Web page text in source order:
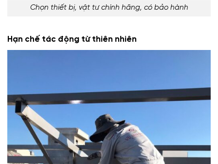
Chọn thiết bị, vật tư chính hãng, có bảo hành
Hạn chế tác động từ thiên nhiên